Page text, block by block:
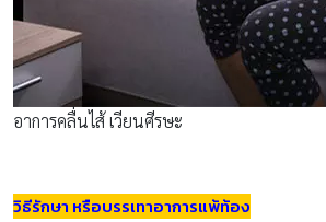
อาการคลื่นไส้ เวียนศีรษะ
วิธีรักษา หรือบรรเทาอาการแพ้ท้อง